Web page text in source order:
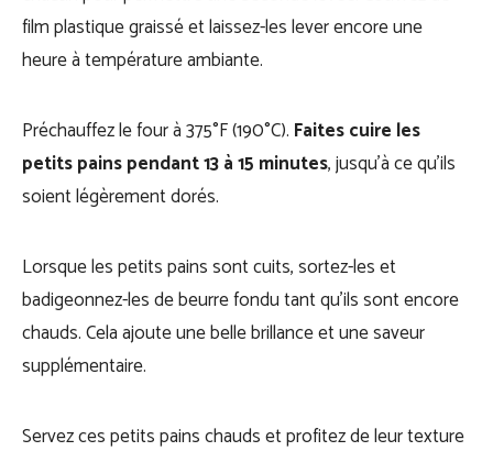
film plastique graissé et laissez-les lever encore une
heure à température ambiante.
Préchauffez le four à 375°F (190°C). Faites cuire les
petits pains pendant 13 à 15 minutes, jusqu’à ce qu’ils
soient légèrement dorés.
Lorsque les petits pains sont cuits, sortez-les et
badigeonnez-les de beurre fondu tant qu’ils sont encore
chauds. Cela ajoute une belle brillance et une saveur
supplémentaire.
Servez ces petits pains chauds et profitez de leur texture